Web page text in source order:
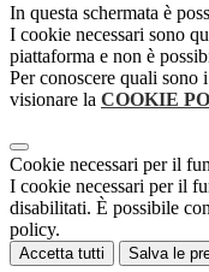
In questa schermata è
I cookie necessari sono
piattaforma e non è
Per conoscere quali sono
visionare la COOKIE
Cookie necessari per il
I cookie necessari per il
disabilitati. È possibile
policy.
Accetta tutti Salva le